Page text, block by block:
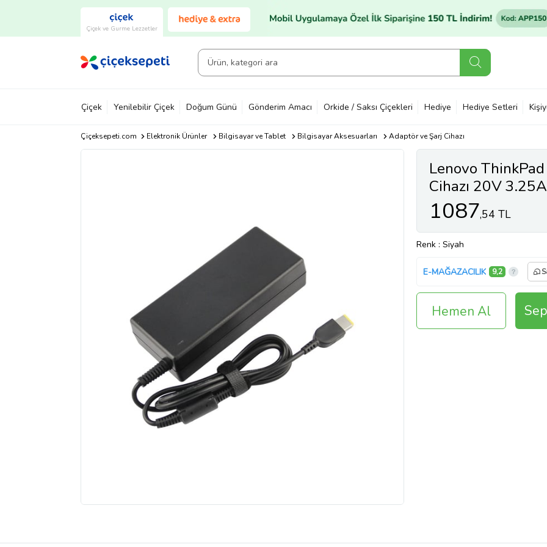
Çiçek ve Gurme Lezzetler
Çiçek Yenilebilir Çiçek Doğum Günü Gönderim Amacı Orkide / Saksı Çiçekleri Hediye Hediye Setleri
Çiçeksepeti.com Elektronik Ürünler Bilgisayar ve Tablet Bilgisayar Aksesuarları Adaptör ve Şarj Cihazı
Lenovo
Cihazı 20V
1087,54 TL
Renk : Siyah
E-MAĞAZACILIK 9,2
Hemen Al